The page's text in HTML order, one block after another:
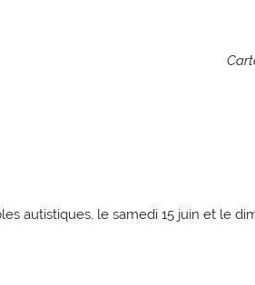
autistiques, le samedi 15 juin et le